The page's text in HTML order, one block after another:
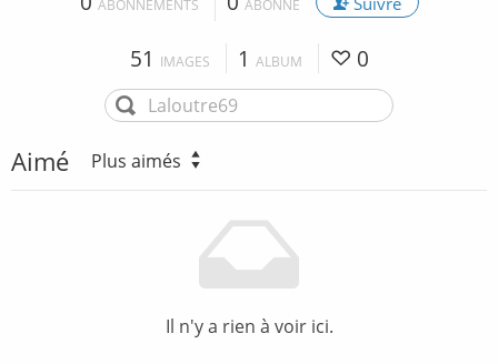
ABONNEMENTS ABONNÉ
51 IMAGES 1 ALBUM 0
Aimé Plus aimés
Il n'y a rien à voir ici.